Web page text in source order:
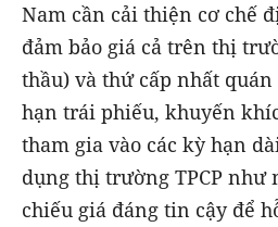
Nam cần cải thiện cơ chế
đảm bảo giá cả trên thị
thầu) và thứ cấp nhất
hạn trái phiếu, khuyến
tham gia vào các kỳ hạn
dụng thị trường TPCP như
chiếu giá đáng tin cậy để